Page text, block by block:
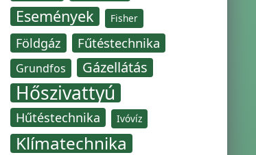
Események Fisher
Földgáz Fűtéstechnika
Grundfos Gázellátás
Hőszivattyú
Hűtéstechnika Ivóvíz
Klímatechnika